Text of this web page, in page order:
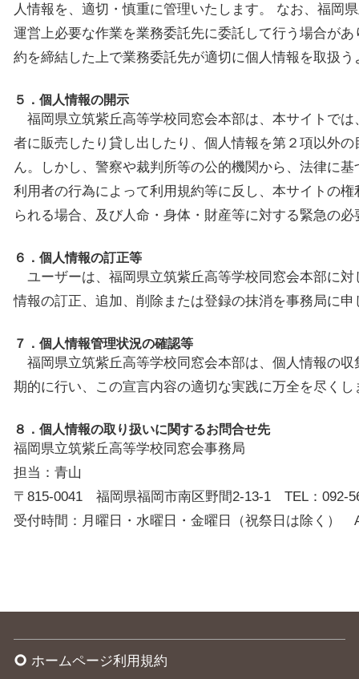
人情報を、適切・慎重に管理いたします。 なお、福岡
運営上必要な作業を業務委託先に委託して行う場合が
約を締結した上で業務委託先が適切に個人情報を取扱
５．個人情報の開示
福岡県立筑紫丘高等学校同窓会本部は、本サイトで
者に販売したり貸し出したり、個人情報を第２項以外
ん。しかし、警察や裁判所等の公的機関から、法律に
利用者の行為によって利用規約等に反し、本サイトの
られる場合、及び人命・身体・財産等に対する緊急の
６．個人情報の訂正等
ユーザーは、福岡県立筑紫丘高等学校同窓会本部に
情報の訂正、追加、削除または登録の抹消を事務局に
７．個人情報管理状況の確認等
福岡県立筑紫丘高等学校同窓会本部は、個人情報の
期的に行い、この宣言内容の適切な実践に万全を尽くし
８．個人情報の取り扱いに関するお問合せ先
福岡県立筑紫丘高等学校同窓会事務局
担当：青山
〒815-0041 福岡県福岡市南区野間2-13-1 TEL：092-
受付時間：月曜日・水曜日・金曜日（祝祭日は除く）
trip_origin ホームページ利用規約